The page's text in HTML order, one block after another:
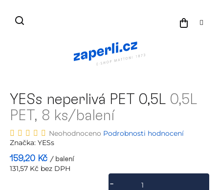
obsah
YESs neperlivá PET 0,5L 0,5L
PET, 8 ks/balení
Průměrné
hodnocení
je
0,0
Neohodnoceno Podrobnosti hodnocení
Značka: YESs
159,20 Kč / balení
131,57 Kč bez DPH